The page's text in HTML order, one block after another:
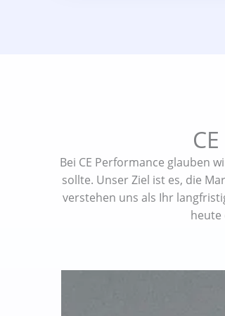
Bei CE Performance glauben
sollte. Unser Ziel ist es, die
verstehen uns als Ihr
heute